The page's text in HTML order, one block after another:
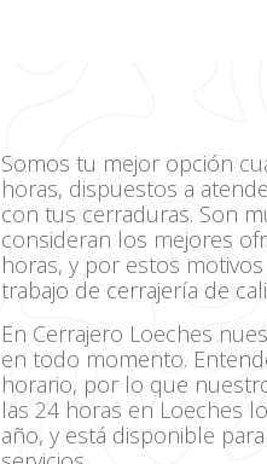
Somos tu mejor opción
horas, dispuestos a
con tus cerraduras. Son
consideran los mejores
horas, y por estos
trabajo de cerrajería de
En Cerrajero Loeches
en todo momento.
horario, por lo que
las 24 horas en Loeches
año, y está disponible